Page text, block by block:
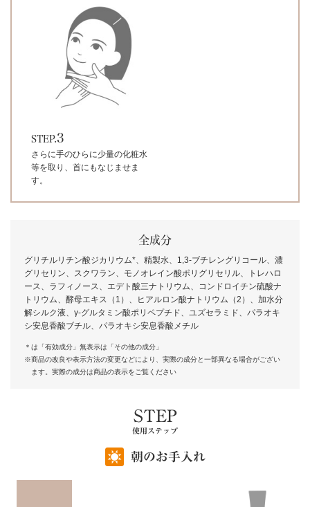
STEP.3
さらに手のひらに少量の化粧水
等を取り、首にもなじませま
す。
全成分
グリチルリチン酸ジカリウム*、精製水、1,3-ブチレングリコール、濃
グリセリン、スクワラン、モノオレイン酸ポリグリセリル、トレハロ
ース、ラフィノース、エデト酸三ナトリウム、コンドロイチン硫酸ナ
トリウム、酵母エキス（1）、ヒアルロン酸ナトリウム（2）、加水分
解シルク液、γ-グルタミン酸ポリペプチド、ユズセラミド、パラオキ
シ安息香酸ブチル、パラオキシ安息香酸メチル
＊は「有効成分」無表示は「その他の成分」
※商品の改良や表示方法の変更などにより、実際の成分と一部異なる場合がござい
ます。実際の成分は商品の表示をご覧ください
STEP
使用ステップ
朝のお手入れ